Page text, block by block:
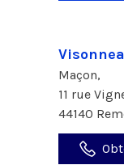
Maçon,
11 rue
44140